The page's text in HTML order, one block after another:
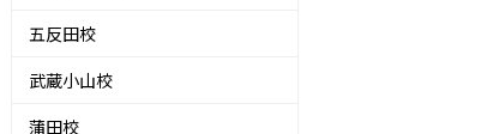
五反田校
武蔵小山校
蒲田校